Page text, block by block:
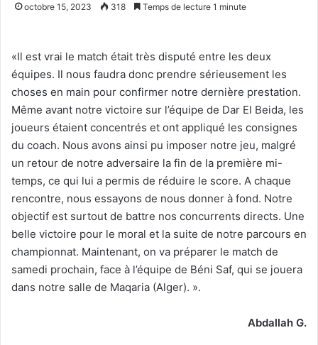
octobre 15, 2023 318 Temps de lecture 1 minute
«Il est vrai le match était très disputé entre les deux
équipes. Il nous faudra donc prendre sérieusement les
choses en main pour confirmer notre dernière prestation.
Même avant notre victoire sur l’équipe de Dar El Beida, les
joueurs étaient concentrés et ont appliqué les consignes
du coach. Nous avons ainsi pu imposer notre jeu, malgré
un retour de notre adversaire la fin de la première mi-
temps, ce qui lui a permis de réduire le score. A chaque
rencontre, nous essayons de nous donner à fond. Notre
objectif est surtout de battre nos concurrents directs. Une
belle victoire pour le moral et la suite de notre parcours en
championnat. Maintenant, on va préparer le match de
samedi prochain, face à l’équipe de Béni Saf, qui se jouera
dans notre salle de Maqaria (Alger). ».
Abdallah G.